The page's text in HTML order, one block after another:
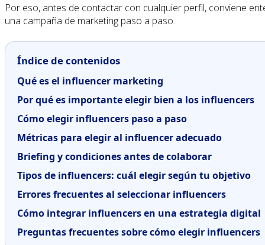
Por eso, antes de contactar con cualquier perfil, conviene
una campaña de marketing paso a paso.
Índice de contenidos
Qué es el influencer marketing
Por qué es importante elegir bien a los influencers
Cómo elegir influencers paso a paso
Métricas para elegir al influencer adecuado
Briefing y condiciones antes de colaborar
Tipos de influencers: cuál elegir según tu objetivo
Errores frecuentes al seleccionar influencers
Cómo integrar influencers en una estrategia digital
Preguntas frecuentes sobre cómo elegir influencers